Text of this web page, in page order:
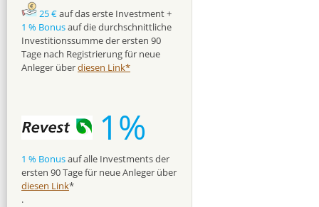
25 €auf das erste Investment +
1 % Bonusauf die durchschnittliche
Investitionssumme der ersten 90
Tage nach Registrierung für neue
Anleger überdiesen Link*
1%
1 % Bonusauf alle Investments der
ersten 90 Tage für neue Anleger über
diesen Link*
.